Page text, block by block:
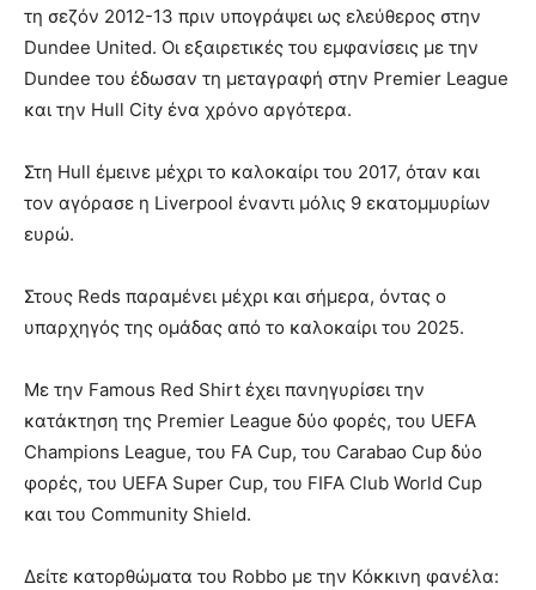
τη σεζόν 2012-13 πριν υπογράψει ως ελεύθερος στην
Dundee United. Οι εξαιρετικές του εμφανίσεις με την
Dundee του έδωσαν τη μεταγραφή στην Premier League
και την Hull City ένα χρόνο αργότερα.
Στη Hull έμεινε μέχρι το καλοκαίρι του 2017, όταν και
τον αγόρασε η Liverpool έναντι μόλις 9 εκατομμυρίων
ευρώ.
Στους Reds παραμένει μέχρι και σήμερα, όντας ο
υπαρχηγός της ομάδας από το καλοκαίρι του 2025.
Με την Famous Red Shirt έχει πανηγυρίσει την
κατάκτηση της Premier League δύο φορές, του UEFA
Champions League, του FA Cup, του Carabao Cup δύο
φορές, του UEFA Super Cup, του FIFA Club World Cup
και του Community Shield.
Δείτε κατορθώματα του Robbo με την Κόκκινη φανέλα: